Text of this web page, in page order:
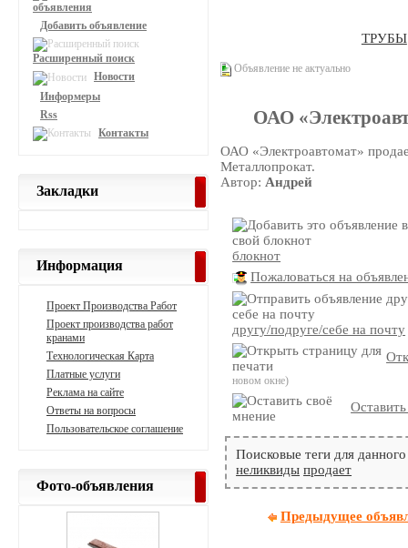
ТРУБЫ
Объявление не актуально
ОАО
ОАО «Электроавтомат»
Металлопрокат.
Автор: Андрей
блокнот
Пожаловаться на
другу/подруге/себе на почту
новом окне)
Поисковые теги для
неликвиды продает
Предыдущее
объявления
Добавить объявление
Расширенный поиск
Новости
Информеры
Rss
Контакты
Закладки
Информация
Проект Производства Работ
Проект производства работ
кранами
Технологическая Карта
Платные услуги
Реклама на сайте
Ответы на вопросы
Пользовательское соглашение
Фото-объявления